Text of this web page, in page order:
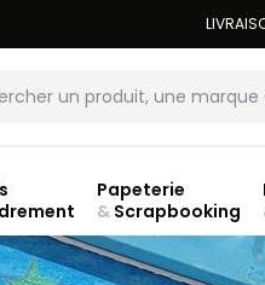
Papeterie
&Scrapbooking